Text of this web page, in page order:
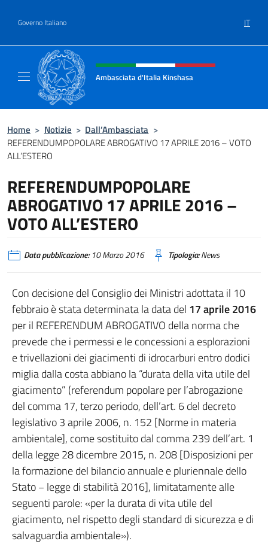
Governo Italiano IT
Intestazione sito, social e menù
Ambasciata d'Italia Kinshasa
Home > Notizie > Dall’Ambasciata >
REFERENDUMPOPOLARE ABROGATIVO 17 APRILE 2016 – VOTO
ALL’ESTERO
REFERENDUMPOPOLARE
ABROGATIVO 17 APRILE 2016 –
VOTO ALL’ESTERO
Data pubblicazione:10 Marzo 2016 Tipologia:News
Con decisione del Consiglio dei Ministri adottata il 10
febbraio è stata determinata la data del 17 aprile 2016
per il REFERENDUM ABROGATIVO della norma che
prevede che i permessi e le concessioni a esplorazioni
e trivellazioni dei giacimenti di idrocarburi entro dodici
miglia dalla costa abbiano la “durata della vita utile del
giacimento” (referendum popolare per l’abrogazione
del comma 17, terzo periodo, dell’art. 6 del decreto
legislativo 3 aprile 2006, n. 152 [Norme in materia
ambientale], come sostituito dal comma 239 dell’art. 1
della legge 28 dicembre 2015, n. 208 [Disposizioni per
la formazione del bilancio annuale e pluriennale dello
Stato − legge di stabilità 2016], limitatamente alle
seguenti parole: «per la durata di vita utile del
giacimento, nel rispetto degli standard di sicurezza e di
salvaguardia ambientale»).